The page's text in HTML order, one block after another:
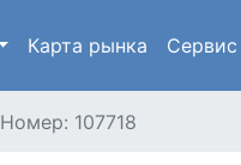
Карта рынка Сервис
Номер: 107718